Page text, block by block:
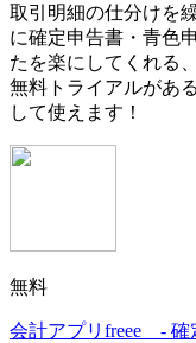
取引明細の仕分けを
に確定申告書・青色
たを楽にしてくれる
無料トライアルがあ
して使えます！
無料
会計アプリfreee - 確